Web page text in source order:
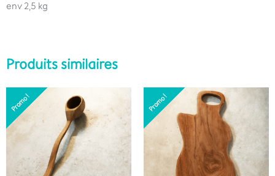
env 2,5 kg
Produits similaires
Promo !
Promo !
prix
initial
était :
25,00€.
actuel
est :
15,00€.
Promo !
Promo !